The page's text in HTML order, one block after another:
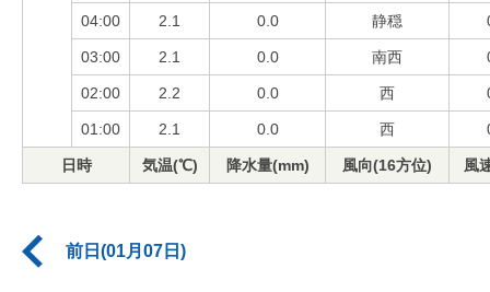
04:00 2.1 0.0 静穏
03:00 2.1 0.0 南西
02:00 2.2 0.0 西
01:00 2.1 0.0 西
日時 気温(℃) 降水量(mm) 風向(16方位) 風
前日(01月07日)